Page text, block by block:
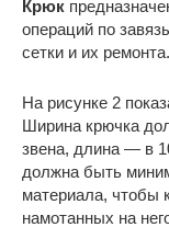
Крюк
операций по
сетки и их ремонта.
На рисунке 2
Ширина крючка
звена, длина — в
должна быть
материала, чтобы
намотанных на